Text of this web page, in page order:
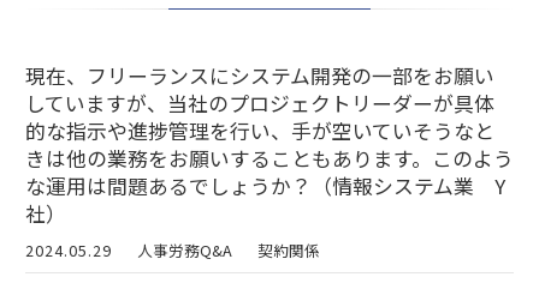
現在、フリーランスにシステム開発の一部をお願い
していますが、当社のプロジェクトリーダーが具体
的な指示や進捗管理を行い、手が空いていそうなと
きは他の業務をお願いすることもあります。このよう
な運用は間題あるでしょうか？（情報システム業 Y
社）
2024.05.29 人事労務Q&A 契約関係